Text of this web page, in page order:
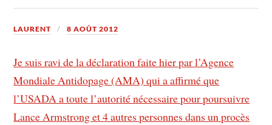
LAURENT 8 AOÛT 2012
Je suis ravi de la déclaration faite hier par l’Agence
Mondiale Antidopage (AMA) qui a affirmé que
l’USADA a toute l’autorité nécessaire pour poursuivre
Lance Armstrong et 4 autres personnes dans un procès